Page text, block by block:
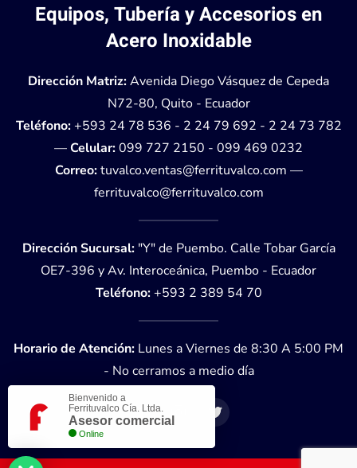
Equipos, Tubería y Accesorios en
Acero Inoxidable
Dirección Matriz:Avenida Diego Vásquez de Cepeda
N72-80, Quito - Ecuador
Teléfono:+593 24 78 536 - 2 24 79 692 - 2 24 73 782
—Celular:099 727 2150 - 099 469 0232
Correo: tuvalco.ventas@ferrituvalco.com —
ferrituvalco@ferrituvalco.com
Dirección Sucursal:"Y" de Puembo. Calle Tobar García
OE7-396 y Av. Interoceánica, Puembo - Ecuador
Teléfono:+593 2 389 54 70
Horario de Atención: Lunes a Viernes de 8:30 A 5:00 PM
- No cerramos a medio día
Bienvenido a
Ferrituvalco Cía. Ltda.
Asesor comercial
Online